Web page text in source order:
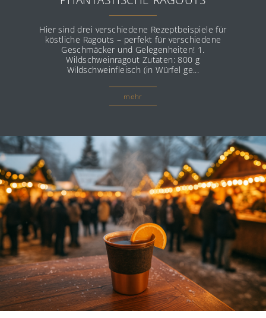
Hier sind drei verschiedene Rezeptbeispiele für
köstliche Ragouts – perfekt für verschiedene
Geschmäcker und Gelegenheiten! 1.
Wildschweinragout Zutaten: 800 g
Wildschweinfleisch (in Würfel ge...
mehr